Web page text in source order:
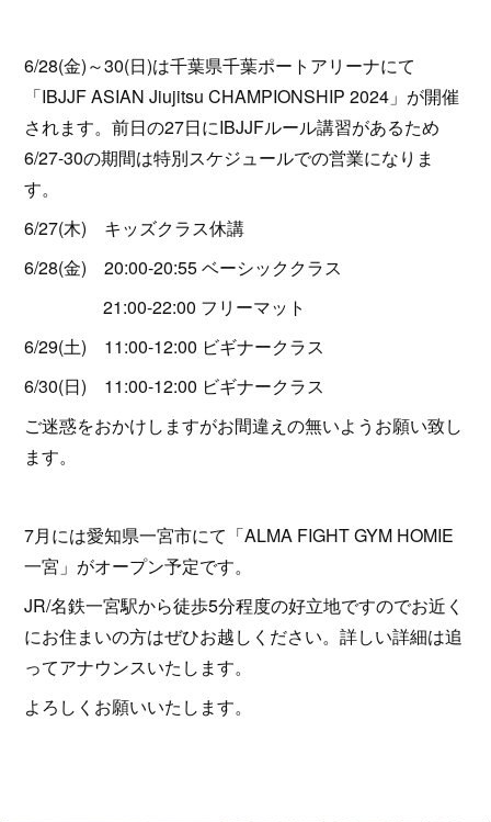
6/28(金)～30(日)は千葉県千葉ポートアリーナにて
「IBJJF ASIAN Jiujitsu CHAMPIONSHIP 2024」が開催
されます。前日の27日にIBJJFルール講習があるため
6/27-30の期間は特別スケジュールでの営業になりま
す。
6/27(木) キッズクラス休講
6/28(金) 20:00-20:55 ベーシッククラス
21:00-22:00 フリーマット
6/29(土) 11:00-12:00 ビギナークラス
6/30(日) 11:00-12:00 ビギナークラス
ご迷惑をおかけしますがお間違えの無いようお願い致し
ます。
7月には愛知県一宮市にて「ALMA FIGHT GYM HOMIE
一宮」がオープン予定です。
JR/名鉄一宮駅から徒歩5分程度の好立地ですのでお近く
にお住まいの方はぜひお越しください。詳しい詳細は追
ってアナウンスいたします。
よろしくお願いいたします。